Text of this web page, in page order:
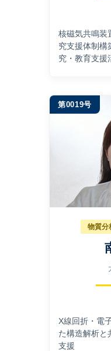
核磁気共鳴装
究⽀援体制構
究・教育⽀援
第0019号
物質分
X線回折・電
た構造解析と
⽀援